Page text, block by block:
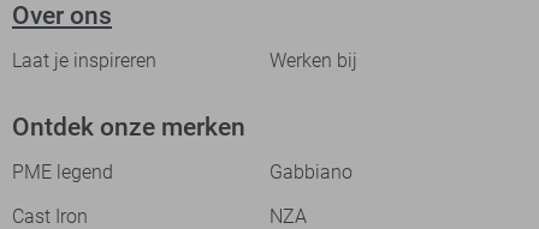
Over ons
Laat je inspireren Werken bij
Ontdek onze merken
PME legend
Gabbiano
Cast Iron
NZA